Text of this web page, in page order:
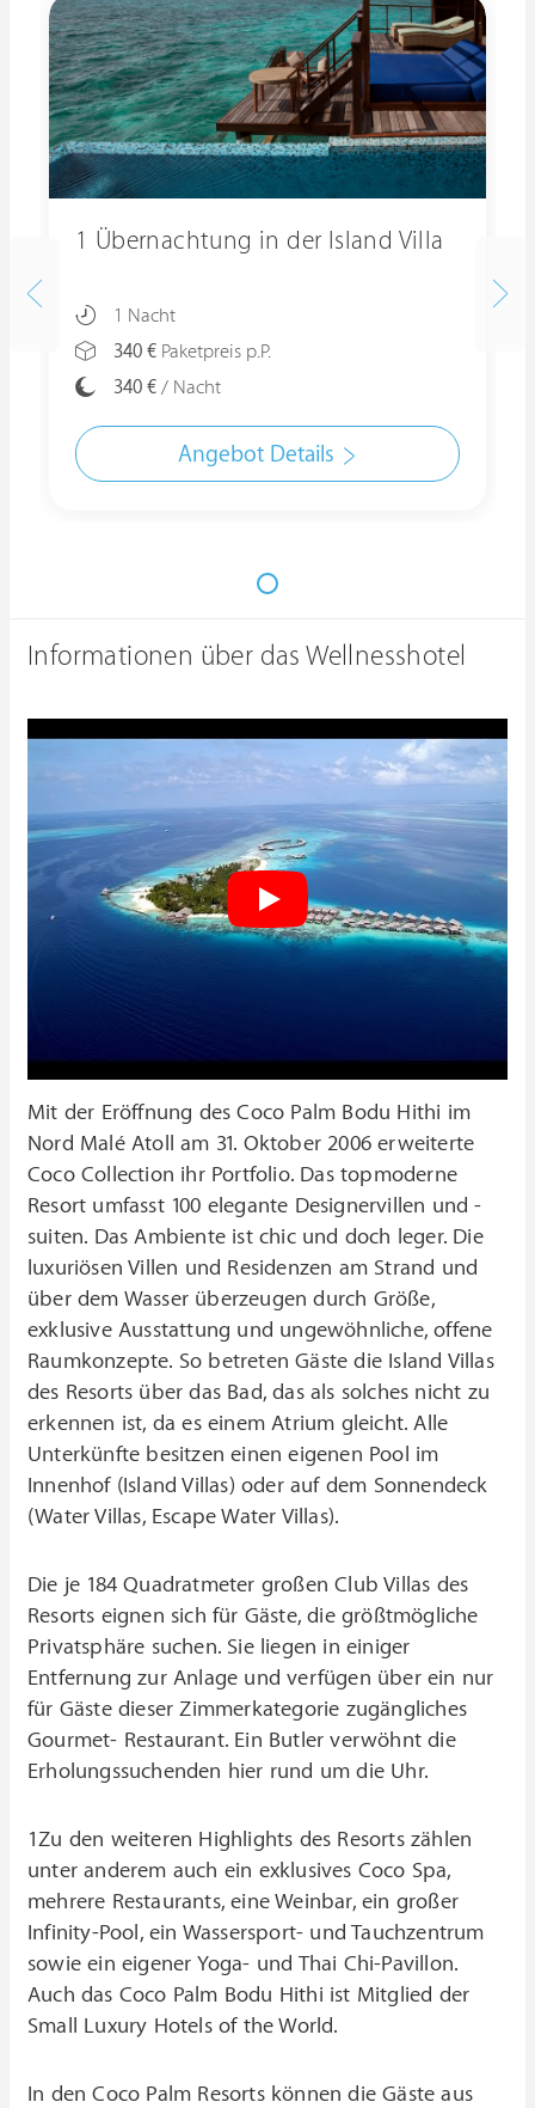
1 Übernachtung in der Island Villa
1 Nacht
340 € Paketpreis p.P.
340 € / Nacht
Angebot Details
Informationen über das Wellnesshotel
Mit der Eröffnung des Coco Palm Bodu Hithi im
Nord Malé Atoll am 31. Oktober 2006 erweiterte
Coco Collection ihr Portfolio. Das topmoderne
Resort umfasst 100 elegante Designervillen und -
suiten. Das Ambiente ist chic und doch leger. Die
luxuriösen Villen und Residenzen am Strand und
über dem Wasser überzeugen durch Größe,
exklusive Ausstattung und ungewöhnliche, offene
Raumkonzepte. So betreten Gäste die Island Villas
des Resorts über das Bad, das als solches nicht zu
erkennen ist, da es einem Atrium gleicht. Alle
Unterkünfte besitzen einen eigenen Pool im
Innenhof (Island Villas) oder auf dem Sonnendeck
(Water Villas, Escape Water Villas).
Die je 184 Quadratmeter großen Club Villas des
Resorts eignen sich für Gäste, die größtmögliche
Privatsphäre suchen. Sie liegen in einiger
Entfernung zur Anlage und verfügen über ein nur
für Gäste dieser Zimmerkategorie zugängliches
Gourmet- Restaurant. Ein Butler verwöhnt die
Erholungssuchenden hier rund um die Uhr.
1Zu den weiteren Highlights des Resorts zählen
unter anderem auch ein exklusives Coco Spa,
mehrere Restaurants, eine Weinbar, ein großer
Infinity-Pool, ein Wassersport- und Tauchzentrum
sowie ein eigener Yoga- und Thai Chi-Pavillon.
Auch das Coco Palm Bodu Hithi ist Mitglied der
Small Luxury Hotels of the World.
In den Coco Palm Resorts können die Gäste aus